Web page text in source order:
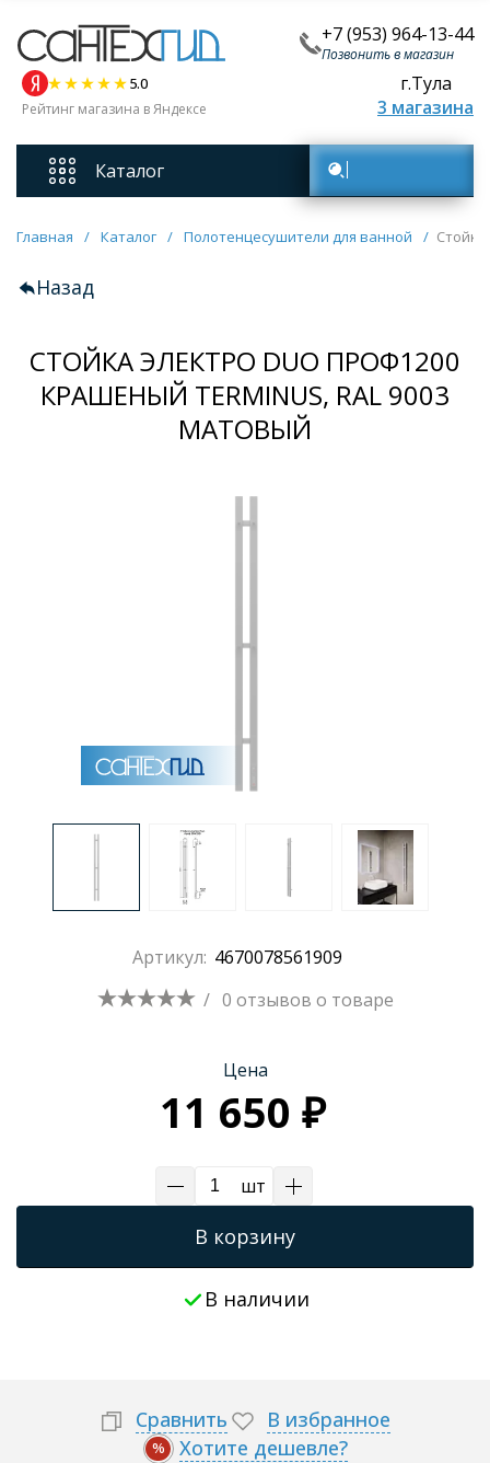
+7 (953) 964-13-44
Позвонить в магазин
5.0
Рейтинг магазина в Яндексе
г.Тула
3 магазина
Каталог
Смесители
Унитазы
Мебель для ванных комнат
Аксессуары для ванных комнат
Душевые поддоны
Трапы для душевых
Главная / Каталог / Полотенцесушители для ванной / Стойка
Назад
СТОЙКА ЭЛЕКТРО DUO ПРОФ1200
КРАШЕНЫЙ TERMINUS, RAL 9003
МАТОВЫЙ
Артикул: 4670078561909
/ 0 отзывов о товаре
Цена
11 650 ₽
шт
В корзину
В наличии
Сравнить В избранное
% Хотите дешевле?